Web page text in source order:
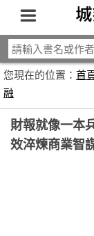
您現在的位置： 首
融
財報就像一本
效淬煉商業智